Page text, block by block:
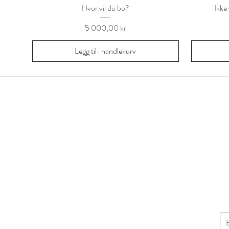
Hvor vil du bo?
Pris
5 000,00 kr
Legg til i handlekurv